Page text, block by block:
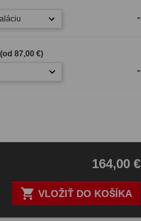
-
87,00 €)
-
 VLOŽIŤ DO KOŠÍKA
164,00 €